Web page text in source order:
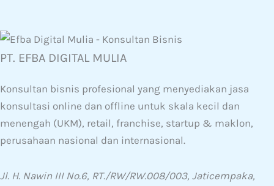
PT. EFBA DIGITAL MULIA
Konsultan bisnis profesional yang menyediakan jasa
konsultasi online dan offline untuk skala kecil dan
menengah (UKM), retail, franchise, startup & maklon,
perusahaan nasional dan internasional.
Jl. H. Nawin III No.6, RT./RW/RW.008/003, Jaticempaka,